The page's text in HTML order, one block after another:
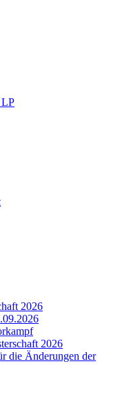
2026
2026
die Änderungen der